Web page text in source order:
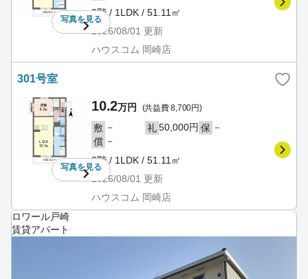
写真を見る
2階 / 1LDK / 51.11㎡
2026/08/01 更新
ハウスコム 岡崎店
301号室
写真を見る
10.2万円 (共益費 8,700円)
敷 － 礼50,000円 保 －
償 －
3階 / 1LDK / 51.11㎡
2026/08/01 更新
ハウスコム 岡崎店
ロワール戸崎
賃貸アパート